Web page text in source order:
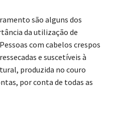
são alguns dos
da utilização de
com cabelos crespos
e suscetíveis à
produzida no couro
por conta de todas as